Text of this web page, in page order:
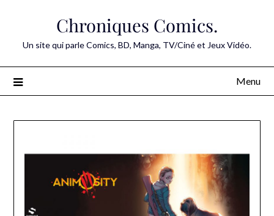
Chroniques Comics.
Un site qui parle Comics, BD, Manga, TV/Ciné et Jeux Vidéo.
Menu